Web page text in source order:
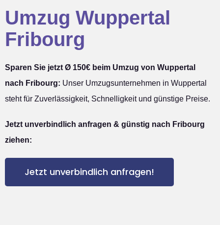
Umzug Wuppertal
Fribourg
Sparen Sie jetzt Ø 150€ beim Umzug von Wuppertal
nach Fribourg: Unser Umzugsunternehmen in Wuppertal
steht für Zuverlässigkeit, Schnelligkeit und günstige Preise.
Jetzt unverbindlich anfragen & günstig nach Fribourg
ziehen:
Jetzt unverbindlich anfragen!